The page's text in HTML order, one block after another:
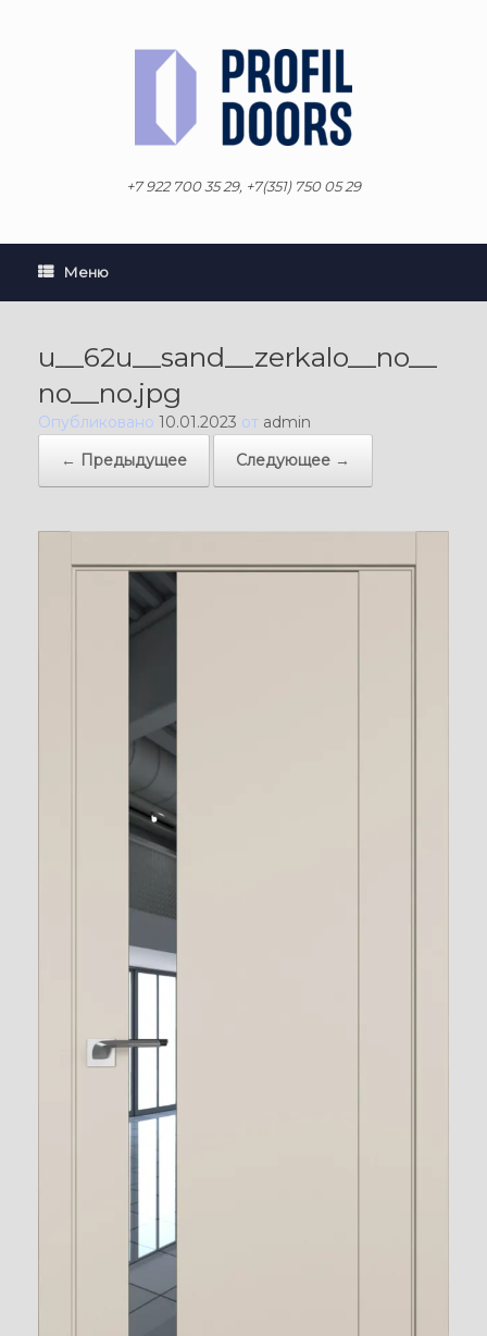
+7 922 700 35 29, +7(351) 750 05 29
Меню
u__62u__sand__zerkalo__no__
no__no.jpg
Опубликовано 10.01.2023 от admin
← Предыдущее
Следующее →